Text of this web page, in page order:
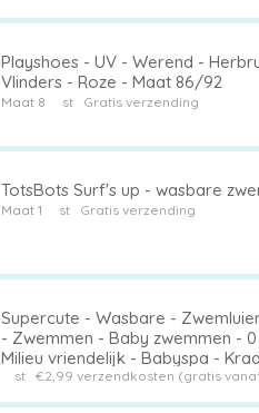
Playshoes - UV - Werend -
Vlinders - Roze - Maat 86/92
Maat 8 Gratis verzending
TotsBots Surf's up - wasbare
Maat 1 Gratis verzending
Supercute - Wasbare -
- Zwemmen - Baby zwemmen -
Milieu vriendelijk - Babyspa -
€2,99 verzendkosten (gratis